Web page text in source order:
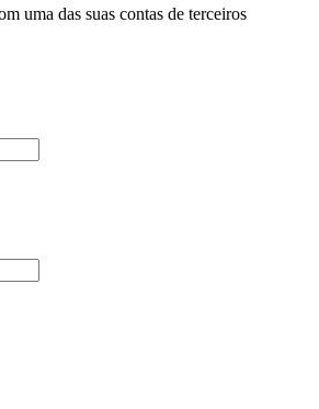
uma das suas contas de terceiros